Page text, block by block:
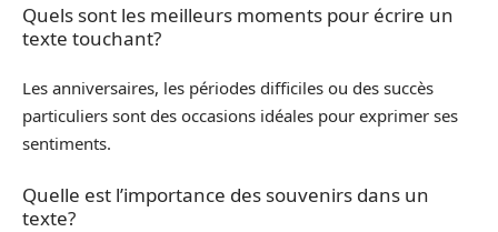
Quels sont les meilleurs moments pour écrire un
texte touchant?
Les anniversaires, les périodes difficiles ou des succès
particuliers sont des occasions idéales pour exprimer ses
sentiments.
Quelle est l’importance des souvenirs dans un
texte?